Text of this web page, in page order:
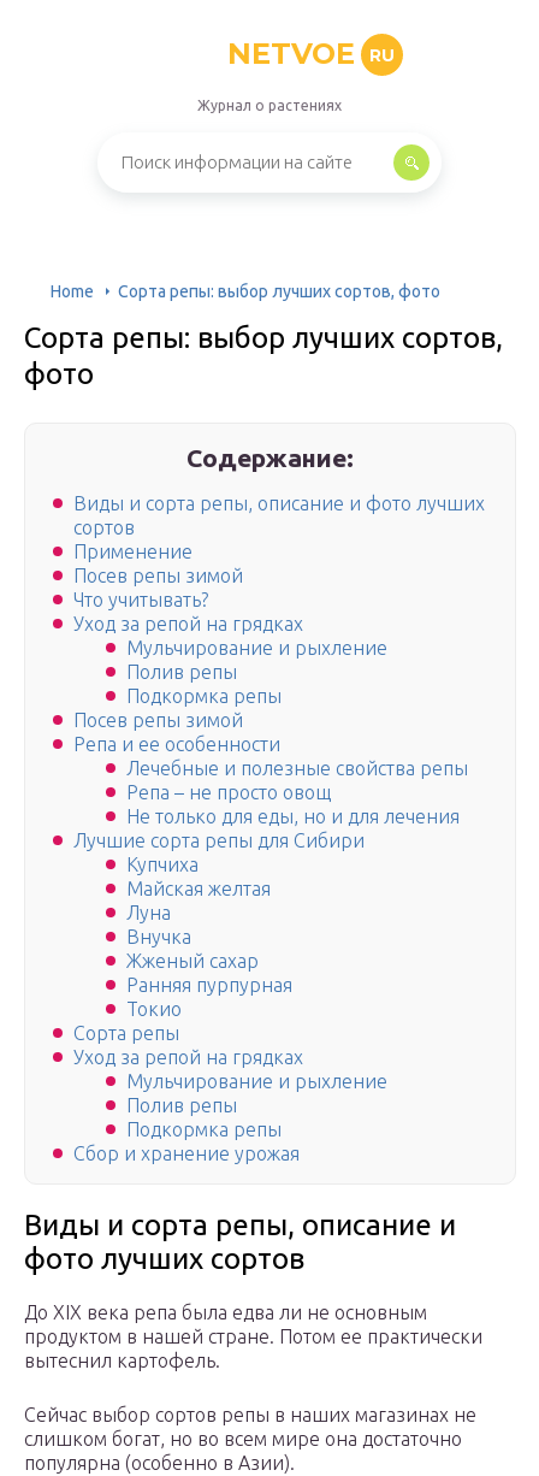
NETVOE RU
Журнал о растениях
Home Сорта репы: выбор лучших сортов, фото
Сорта репы: выбор лучших сортов,
фото
Содержание:
Виды и сорта репы, описание и фото лучших
сортов
Применение
Посев репы зимой
Что учитывать?
Уход за репой на грядках
Мульчирование и рыхление
Полив репы
Подкормка репы
Посев репы зимой
Репа и ее особенности
Лечебные и полезные свойства репы
Репа – не просто овощ
Не только для еды, но и для лечения
Лучшие сорта репы для Сибири
Купчиха
Майская желтая
Луна
Внучка
Жженый сахар
Ранняя пурпурная
Токио
Сорта репы
Уход за репой на грядках
Мульчирование и рыхление
Полив репы
Подкормка репы
Сбор и хранение урожая
Виды и сорта репы, описание и
фото лучших сортов
До XIX века репа была едва ли не основным
продуктом в нашей стране. Потом ее практически
вытеснил картофель.
Сейчас выбор сортов репы в наших магазинах не
слишком богат, но во всем мире она достаточно
популярна (особенно в Азии).